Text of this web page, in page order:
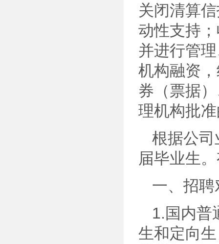
关闭清算
动性支持
并进行管
机构融资
券（票据
理机构批
根据公
届毕业生
一、招聘
1.国内普
生和定向